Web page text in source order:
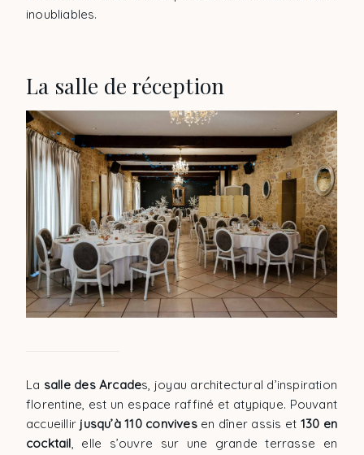
inoubliables.
La salle de réception
La salle des Arcades, joyau architectural d’inspiration
florentine, est un espace raffiné et atypique. Pouvant
accueillir jusqu’à 110 convivesen dîner assis et 130 en
cocktail , elle s’ouvre sur une grande terrasse en